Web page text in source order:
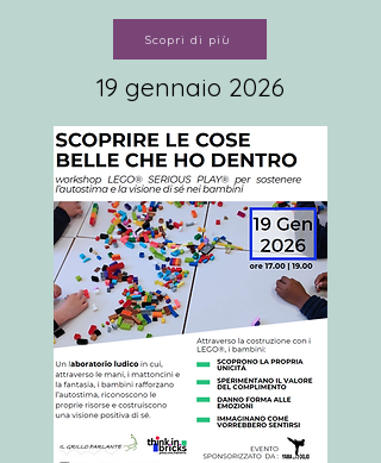
Scopri di più
19 gennaio 2026